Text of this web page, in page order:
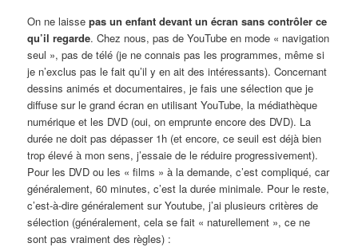
On ne laissepas un enfant devant un écran sans contrôler ce
qu’il regarde. Chez nous, pas de YouTube en mode « navigation
seul », pas de télé (je ne connais pas les programmes, même si
je n’exclus pas le fait qu’il y en ait des intéressants). Concernant
dessins animés et documentaires, je fais une sélection que je
diffuse sur le grand écran en utilisant YouTube, la médiathèque
numérique et les DVD (oui, on emprunte encore des DVD). La
durée ne doit pas dépasser 1h (et encore, ce seuil est déjà bien
trop élevé à mon sens, j’essaie de le réduire progressivement).
Pour les DVD ou les « films » à la demande, c’est compliqué, car
généralement, 60 minutes, c’est la durée minimale. Pour le reste,
c’est-à-dire généralement sur Youtube, j’ai plusieurs critères de
sélection (généralement, cela se fait « naturellement », ce ne
sont pas vraiment des règles) :